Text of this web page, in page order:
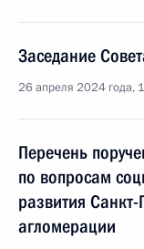
Заседание
26 апреля 2024 года,
Перечень
по вопросам
развития Санкт-
агломерации